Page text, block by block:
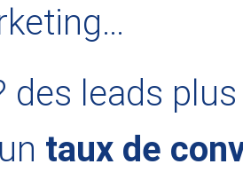
des leads
taux de